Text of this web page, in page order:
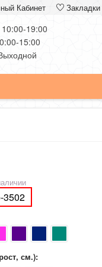
Кабинет Закладки
19:00
15:00
3502
см.):